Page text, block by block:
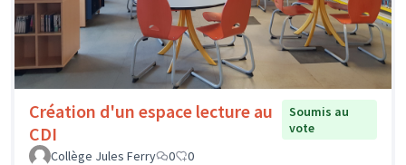
Création d'un espace lecture au
CDI
Soumis au
vote
Collège Jules Ferry
0 0